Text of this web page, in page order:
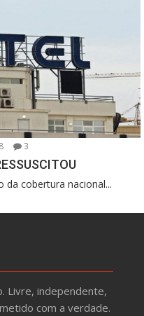
3
da cobertura nacional...
Livre, independente,
com a verdade.